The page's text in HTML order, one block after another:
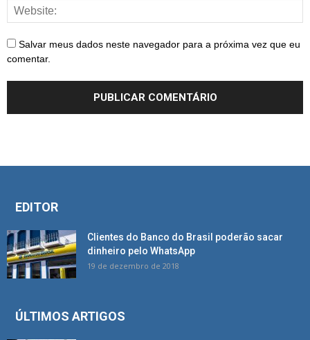
Salvar meus dados neste navegador para a próxima vez que eu
comentar.
EDITOR
Clientes do Banco do Brasil poderão sacar
dinheiro pelo WhatsApp
19 de dezembro de 2018
ÚLTIMOS ARTIGOS